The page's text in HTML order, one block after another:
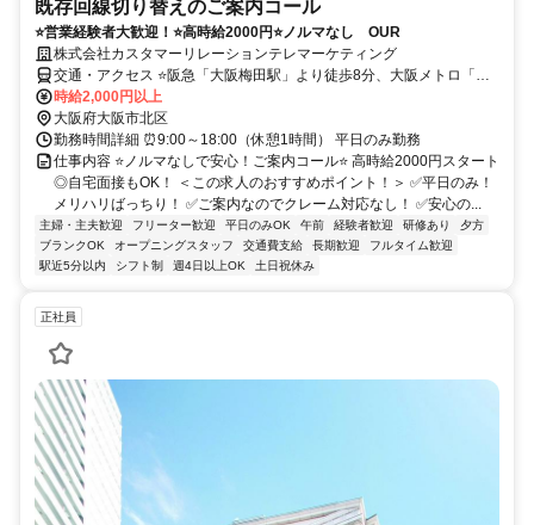
既存回線切り替えのご案内コール
⭐営業経験者大歓迎！⭐高時給2000円⭐ノルマなし OUR
株式会社カスタマーリレーションテレマーケティング
交通・アクセス ⭐阪急「大阪梅田駅」より徒歩8分、大阪メトロ「梅
田駅」より徒歩9分
時給2,000円以上
大阪府大阪市北区
勤務時間詳細 ⏰9:00～18:00（休憩1時間） 平日のみ勤務
仕事内容 ⭐ノルマなしで安心！ご案内コール⭐ 高時給2000円スタート
◎自宅面接もOK！ ＜この求人のおすすめポイント！＞ ✅平日のみ！
メリハリばっちり！ ✅ご案内なのでクレーム対応なし！ ✅安心の...
主婦・主夫歓迎 フリーター歓迎 平日のみOK 午前 経験者歓迎 研修あり
夕方
ブランクOK
オープニングスタッフ 交通費支給 長期歓迎
フルタイム歓迎
駅近5分以内
シフト制 週4日以上OK 土日祝休み
正社員